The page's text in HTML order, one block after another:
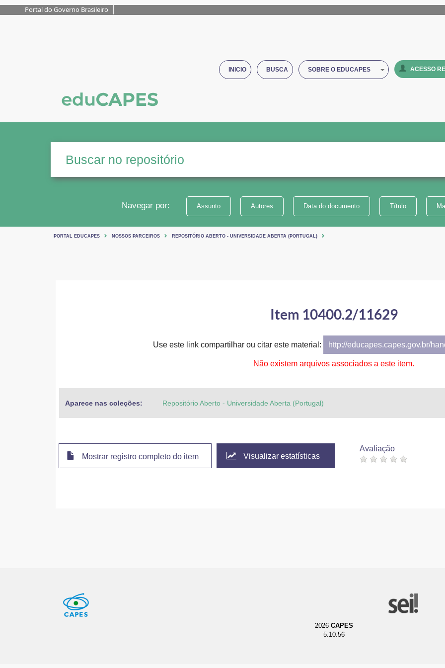
Portal do Governo Brasileiro
INICIO BUSCA SOBRE O EDUCAPES ACESSO
Navegar por: Assunto Autores Data do documento Título
PORTAL EDUCAPES NOSSOS PARCEIROS REPOSITÓRIO ABERTO - UNIVERSIDADE ABERTA (PORTUGAL)
Item 10400.2/11629
Use este link compartilhar ou citar este material: http://educapes.capes.gov.br/
Não existem arquivos associados a este item.
Aparece nas coleções: Repositório Aberto - Universidade Aberta (Portugal)
Mostrar registro completo do item Visualizar estatísticas
Avaliação
2026 CAPES
5.10.56